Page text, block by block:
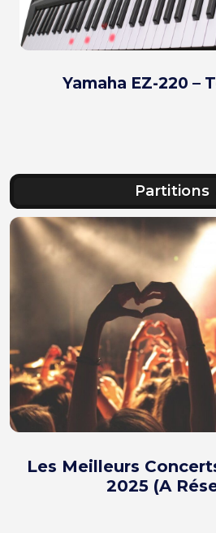
Yamaha EZ-220 –
Partitions
Les Meilleurs
2025 (A